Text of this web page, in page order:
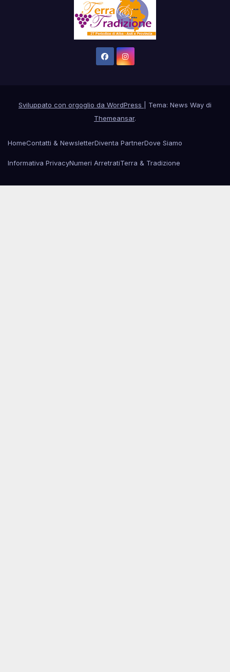
Sviluppato con orgoglio da WordPress
Tema: News Way di
Themeansar.
HomeContatti & NewsletterDiventa PartnerDove Siamo
Informativa PrivacyNumeri ArretratiTerra & Tradizione